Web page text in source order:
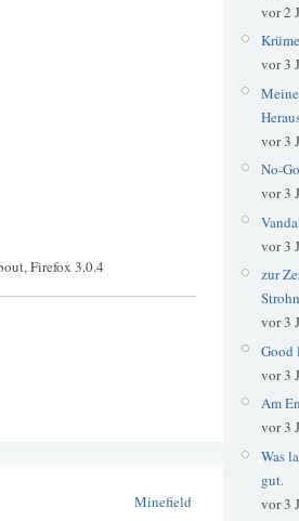
Firefox 3.0.4
Minefield
vor 2
vor 3
vor 3
No-Go
vor 3
vor 3
zur
vor 3
Good
vor 3
Am
vor 3
Was
gut.
vor 3